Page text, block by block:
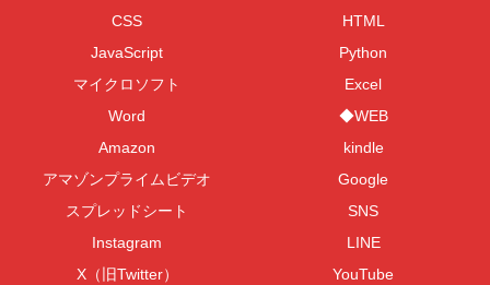
CSS
HTML
JavaScript
Python
マイクロソフト
Excel
Word
◆WEB
Amazon
kindle
アマゾンプライムビデオ
Google
スプレッドシート
SNS
Instagram
LINE
X（旧Twitter）
YouTube